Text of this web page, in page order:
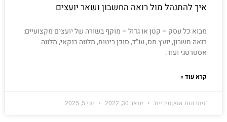
איך להתנהל מול רואה החשבון ושאר יועצים
מבוא כל עסק – קטן או גדול – מוקף בשורה של יועצים מקצועיים:
רואה חשבון, יועץ מס, עו"ד, סוכן ביטוח, מלווה בנקאי, מלווה
אסטרטגי ועוד.
קרא עוד »
'פתרונות אפקטיביים' ינואר 30, 2022 יוני 5, 2025